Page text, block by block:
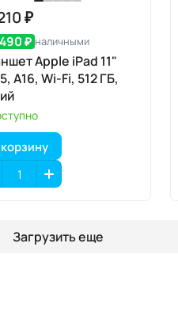
₽
₽ наличными
Apple iPad 11"
A16, Wi-Fi, 512 ГБ,
Загрузить еще